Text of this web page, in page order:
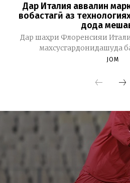
Дар Италия аввалин
вобастагӣ аз
дода
Дар шаҳри Флоренсияи
махсусгардонидашуда
JOM